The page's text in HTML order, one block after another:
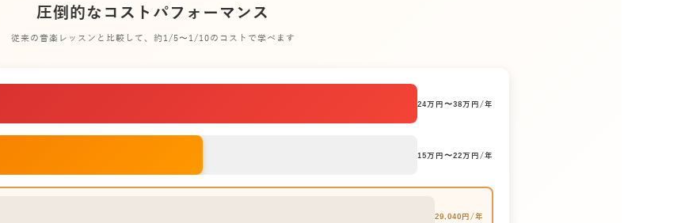
圧倒的なコストパフォーマンス
従来の音楽レッスンと比較して、約1/5〜1/10のコストで学べます
24万円〜38万円/年
15万円〜22万円/年
29,040円/年